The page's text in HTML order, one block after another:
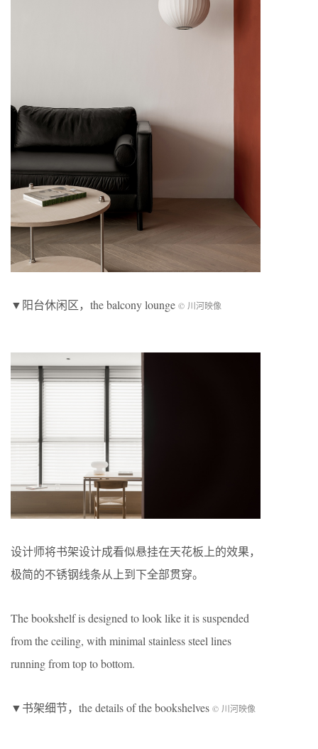
▼阳台休闲区，the balcony lounge © 川河映像
设计师将书架设计成看似悬挂在天花板上的效果，
极简的不锈钢线条从上到下全部贯穿。
The bookshelf is designed to look like it is suspended
from the ceiling, with minimal stainless steel lines
running from top to bottom.
▼书架细节，the details of the bookshelves © 川河映像